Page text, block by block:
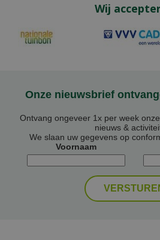
Wij
Onze nieuwsbrief
Ontvang ongeveer 1x per week
nieuws &
We slaan uw gegevens op
Voornaam